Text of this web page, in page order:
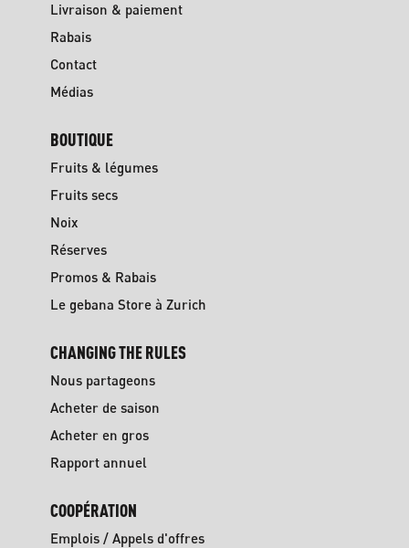
Livraison & paiement
Rabais
Contact
Médias
BOUTIQUE
Fruits & légumes
Fruits secs
Noix
Réserves
Promos & Rabais
Le gebana Store à Zurich
CHANGING THE RULES
Nous partageons
Acheter de saison
Acheter en gros
Rapport annuel
COOPÉRATION
Emplois / Appels d'offres